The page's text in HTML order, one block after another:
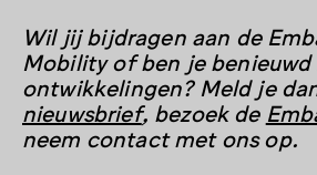
Wil jij bijdragen aan de
Mobility of ben je benieuwd
ontwikkelingen? Meld je
nieuwsbrief, bezoek de
neem contact met ons op.